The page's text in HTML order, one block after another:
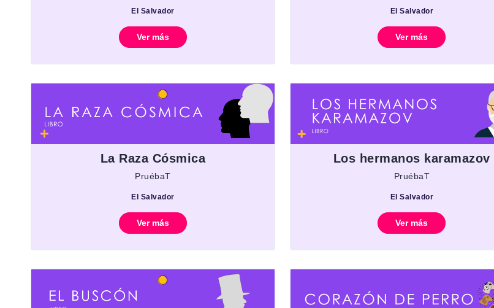
El Salvador
Ver más
El Salvador
Ver más
La Raza Cósmica
PruébaT
El Salvador
Ver más
Los hermanos karamazov
PruébaT
El Salvador
Ver más